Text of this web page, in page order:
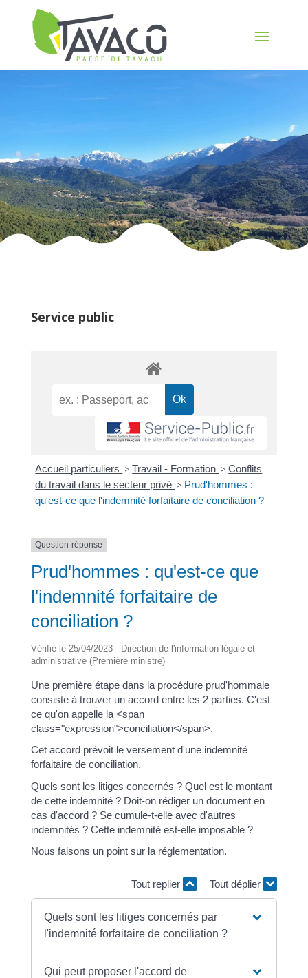
Service public
Accueil particuliers > Travail - Formation > Conflits
du travail dans le secteur privé > Prud'hommes :
qu'est-ce que l'indemnité forfaitaire de conciliation ?
Question-réponse
Prud'hommes : qu'est-ce que
l'indemnité forfaitaire de
conciliation ?
Vérifié le 25/04/2023 - Direction de l'information légale et
administrative (Première ministre)
Une première étape dans la procédure prud'hommale
consiste à trouver un accord entre les 2 parties. C'est
ce qu'on appelle la <span
class="expression">conciliation</span>.
Cet accord prévoit le versement d'une indemnité
forfaitaire de conciliation.
Quels sont les litiges concernés ? Quel est le montant
de cette indemnité ? Doit-on rédiger un document en
cas d'accord ? Se cumule-t-elle avec d'autres
indemnités ? Cette indemnité est-elle imposable ?
Nous faisons un point sur la réglementation.
Tout replier Tout déplier
Quels sont les litiges concernés par
l'indemnité forfaitaire de conciliation ?
Qui peut proposer l'accord de